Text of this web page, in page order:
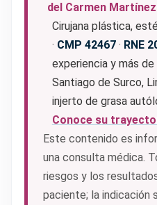
del Carmen Martínez
Cirujana plástica,
· CMP 42467· RNE
experiencia y más de
Santiago de Surco,
injerto de grasa
Conoce su
Este contenido es
una consulta médica.
riesgos y los
paciente; la indicación